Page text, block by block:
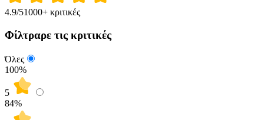
4.9/51000+ κριτικές
Φίλτραρε τις κριτικές
Όλες
100%
5
84%